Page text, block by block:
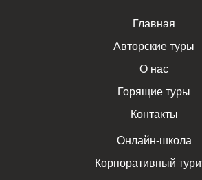
Главная
Авторские туры
О нас
Горящие туры
Контакты
Онлайн-школа
Корпоративный